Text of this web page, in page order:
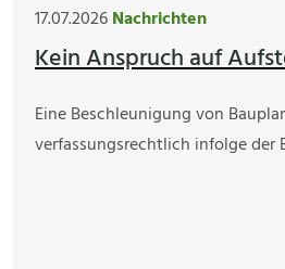
17.07.2026Nachrichten
Kein Anspruch auf
Eine Beschleunigung von
verfassungsrechtlich infolge der